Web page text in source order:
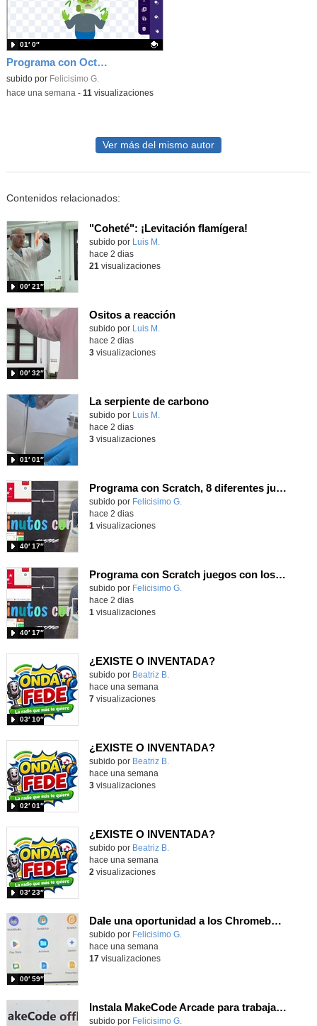
Programa con OctoStudio, un juego homenajeando al House of the dead con Zombies
Contenido educativo.
subido por Felicisimo G.
01′ 0″
-hace una semana - 11 visualizaciones
Ver más del mismo autor
Contenidos relacionados:
"Coheté": ¡Levitación flamígera!
Contenido educativo.
subido por Luis M.
00′ 21″
hace 2 dias
21 visualizaciones
Ositos a reacción
Contenido educativo.
subido por Luis M.
00′ 32″
hace 2 dias
3visualizaciones
La serpiente de carbono
Contenido educativo.
subido por Luis M.
01′ 01″
hace 2 dias
3visualizaciones
Programa con Scratch, 8 diferentes juegos para vivir la emoción de los partidos de España en el mundial 2026
Contenido educativo.
subido por Felicisimo G.
40′ 17″
hace 2 dias
1 visualizaciones
Programa con Scratch juegos con los partidos del mundial 2026 ganados por España
Contenido educativo.
subido por Felicisimo G.
40′ 17″
hace 2 dias
1 visualizaciones
¿EXISTE O INVENTADA?
Contenido educativo.
subido por Beatriz B.
03′ 10″
hace una semana
7visualizaciones
¿EXISTE O INVENTADA?
Contenido educativo.
subido por Beatriz B.
02′ 01″
hace una semana
3visualizaciones
¿EXISTE O INVENTADA?
Contenido educativo.
subido por Beatriz B.
03′ 23″
hace una semana
2 visualizaciones
Dale una oportunidad a los Chromebooks y utiliza un proyector para realizar talleres si no tienes pantallas táctiles
Contenido educativo.
subido por Felicisimo G.
00′ 59″
hace una semana
17visualizaciones
Instala MakeCode Arcade para trabajar offline en tu tablet, ordenador, Chromebook
Contenido educativo.
subido por Felicisimo G.